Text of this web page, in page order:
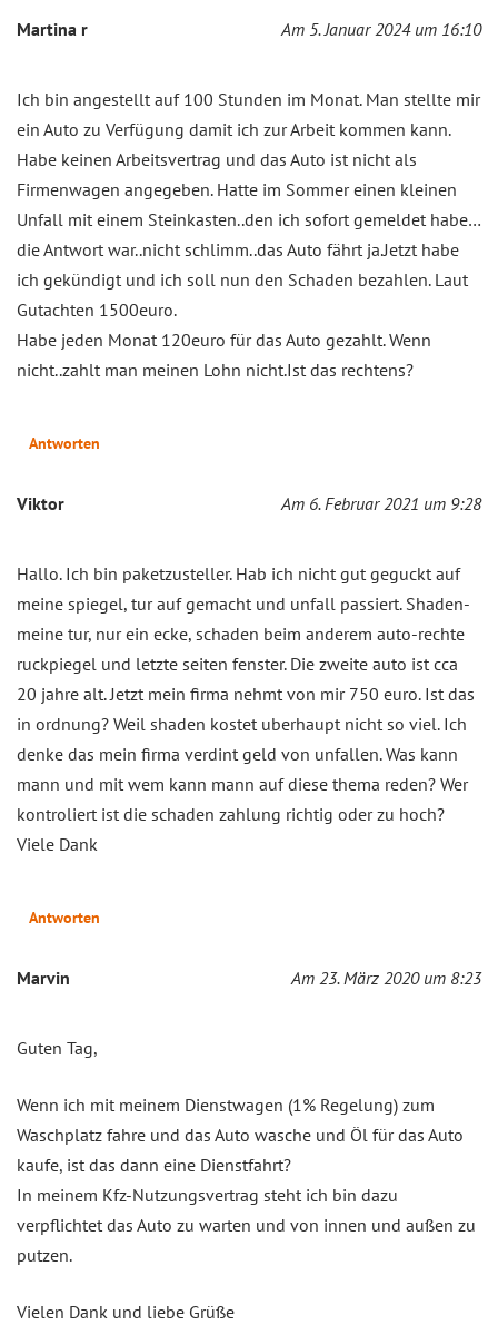
Martina r Am 5. Januar 2024 um 16:10
Ich bin angestellt auf 100 Stunden im Monat. Man stellte mir
ein Auto zu Verfügung damit ich zur Arbeit kommen kann.
Habe keinen Arbeitsvertrag und das Auto ist nicht als
Firmenwagen angegeben. Hatte im Sommer einen kleinen
Unfall mit einem Steinkasten..den ich sofort gemeldet habe…
die Antwort war..nicht schlimm..das Auto fährt ja.Jetzt habe
ich gekündigt und ich soll nun den Schaden bezahlen. Laut
Gutachten 1500euro.
Habe jeden Monat 120euro für das Auto gezahlt. Wenn
nicht..zahlt man meinen Lohn nicht.Ist das rechtens?
Antworten
Viktor Am 6. Februar 2021 um 9:28
Hallo. Ich bin paketzusteller. Hab ich nicht gut geguckt auf
meine spiegel, tur auf gemacht und unfall passiert. Shaden-
meine tur, nur ein ecke, schaden beim anderem auto-rechte
ruckpiegel und letzte seiten fenster. Die zweite auto ist cca
20 jahre alt. Jetzt mein firma nehmt von mir 750 euro. Ist das
in ordnung? Weil shaden kostet uberhaupt nicht so viel. Ich
denke das mein firma verdint geld von unfallen. Was kann
mann und mit wem kann mann auf diese thema reden? Wer
kontroliert ist die schaden zahlung richtig oder zu hoch?
Viele Dank
Antworten
Marvin Am 23. März 2020 um 8:23
Guten Tag,
Wenn ich mit meinem Dienstwagen (1% Regelung) zum
Waschplatz fahre und das Auto wasche und Öl für das Auto
kaufe, ist das dann eine Dienstfahrt?
In meinem Kfz-Nutzungsvertrag steht ich bin dazu
verpflichtet das Auto zu warten und von innen und außen zu
putzen.
Vielen Dank und liebe Grüße